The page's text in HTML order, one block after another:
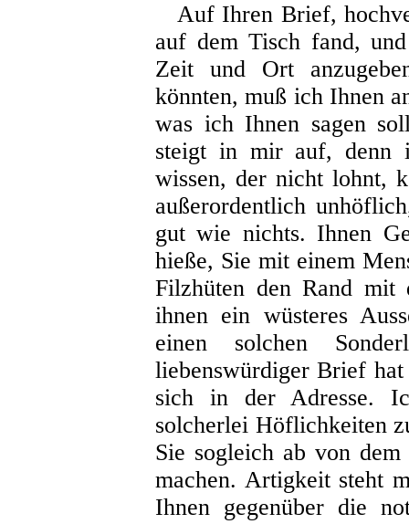
Auf Ihren Brief,
auf dem Tisch fand,
Zeit und Ort
könnten, muß ich Ihnen
was ich Ihnen sagen
steigt in mir auf, denn
wissen, der nicht lohnt,
außerordentlich
gut wie nichts. Ihnen
hieße, Sie mit einem
Filzhüten den Rand mit
ihnen ein wüsteres
einen solchen
liebenswürdiger Brief
sich in der Adresse.
solcherlei Höflichkeiten
Sie sogleich ab von
machen. Artigkeit steht
Ihnen gegenüber die